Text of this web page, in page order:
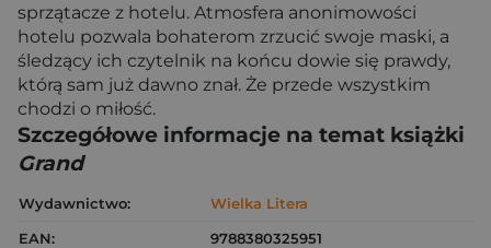
sprzątacze z hotelu. Atmosfera anonimowości
hotelu pozwala bohaterom zrzucić swoje maski, a
śledzący ich czytelnik na końcu dowie się prawdy,
którą sam już dawno znał. Że przede wszystkim
chodzi o miłość.
Szczegółowe informacje na temat książki
Grand
Wydawnictwo:
Wielka Litera
EAN:
9788380325951